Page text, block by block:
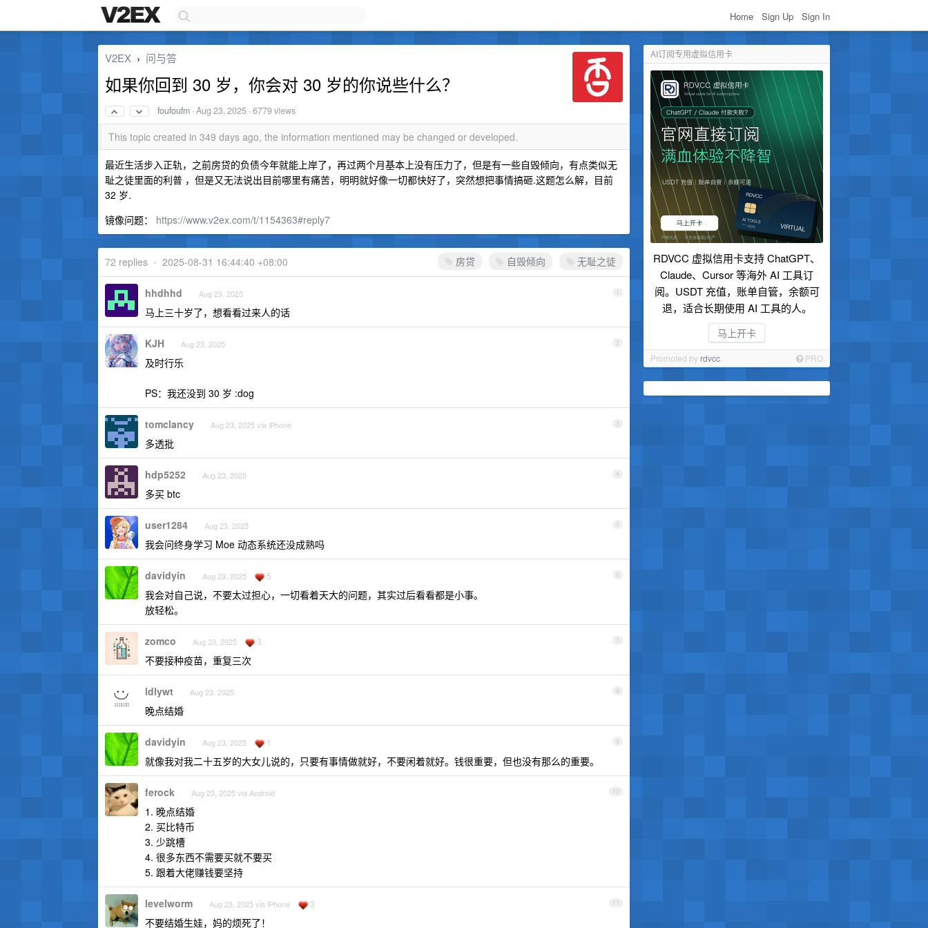
Home Sign Up Sign In
AI订阅专用虚拟信用卡
RDVCC 虚拟信用卡支持 ChatGPT、
Claude、Cursor 等海外 AI 工具订
阅。USDT 充值，账单自管，余额可
退，适合长期使用 AI 工具的人。
马上开卡
Promoted by rdvcc PRO
V2EX › 问与答
如果你回到 30 岁，你会对 30 岁的你说些什么？
foufoufm ·Aug 23, 2025 · 6779 views
This topic created in 349 days ago, the information mentioned may be changed or developed.
最近生活步入正轨，之前房贷的负债今年就能上岸了，再过两个月基本上没有压力了，但是有一些自毁倾向，有点类似无
耻之徒里面的利普 ，但是又无法说出目前哪里有痛苦，明明就好像一切都快好了，突然想把事情搞砸.这题怎么解，目前
32 岁.
镜像问题： https://www.v2ex.com/t/1154363#reply7
房贷 自毁倾向 无耻之徒
72 replies • 2025-08-31 16:44:40 +08:00
1
hhdhhd Aug 23, 2025
马上三十岁了，想看看过来人的话
2
KJH Aug 23, 2025
及时行乐
PS：我还没到 30 岁 :dog
3
tomclancy Aug 23, 2025 via iPhone
多透批
4
hdp5252 Aug 23, 2025
多买 btc
5
user1284 Aug 23, 2025
我会问终身学习 Moe 动态系统还没成熟吗
6
davidyin Aug 23, 2025 5
我会对自己说，不要太过担心，一切看着天大的问题，其实过后看看都是小事。
放轻松。
7
zomco Aug 23, 2025 3
不要接种疫苗，重复三次
8
ldlywt Aug 23, 2025
晚点结婚
9
davidyin Aug 23, 2025 1
就像我对我二十五岁的大女儿说的，只要有事情做就好，不要闲着就好。钱很重要，但也没有那么的重要。
10
ferock Aug 23, 2025 via Android
1. 晚点结婚
2. 买比特币
3. 少跳槽
4. 很多东西不需要买就不要买
5. 跟着大佬赚钱要坚持
11
levelworm Aug 23, 2025 via iPhone 3
不要结婚生娃，妈的烦死了！